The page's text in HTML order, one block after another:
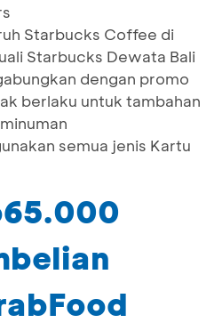
Starbucks Coffee di
Starbucks Dewata Bali
dengan promo
berlaku untuk tambahan
semua jenis Kartu